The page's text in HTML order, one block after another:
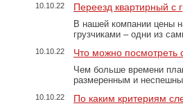
10.10.22 Переезд квартирный с
В нашей компании цены
грузчиками – одни из
10.10.22 Что можно посмотреть
Чем больше времени
размеренным и
10.10.22 По каким критериям